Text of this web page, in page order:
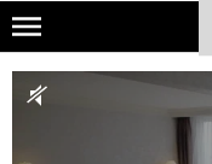
Skip
main
NATIONAL